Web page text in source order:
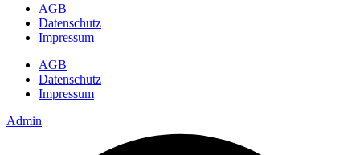
AGB
Datenschutz
Impressum
AGB
Datenschutz
Impressum
Admin